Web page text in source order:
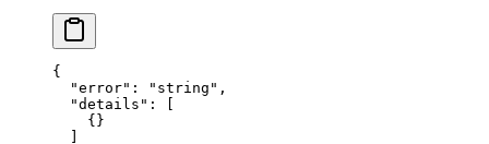
{
  "error"
: "string" ,
  "details"
: [
    {}